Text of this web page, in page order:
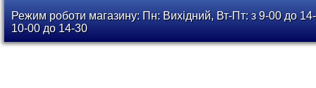
Режим роботи магазину: Пн: Вихідний, Вт-Пт: з 9-00 до
10-00 до 14-30